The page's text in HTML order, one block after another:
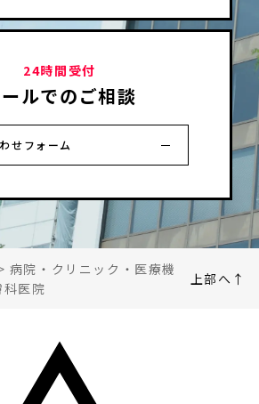
24時間受付
ルでのご相談
せフォーム
病院・クリニック・医療機
医院
上部へ↑